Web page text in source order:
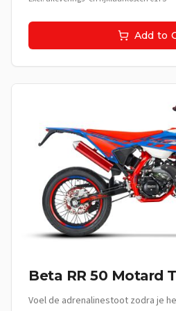
supermoto ben je niet alleen
**De Beleving:** Deze supermoto
bochten op landelijke wegen, de
nodigt je uit om de wereld te
een vervoermiddel; het is een
energie en jouw vrijheid.
Cilinderinhoud: 50cc • Motor:
Koeling: Vloeistofgekoeld •
Handgeschakeld **Uitrusting:** •
Race-geïnspireerde remmen •
optimale wegligging • Stijlvolle
Lichtgewicht spaakwielen •
sportzadel
Add to
Beta RR 50 Motard
Voel de adrenalinestoot zodra je